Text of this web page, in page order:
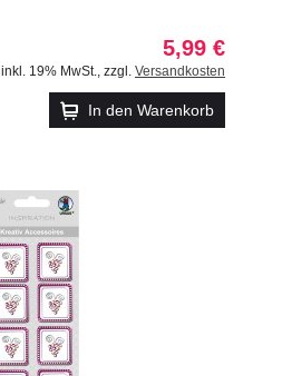
5,99 €
inkl. 19% MwSt. zzgl. Versandkosten
In den Warenkorb